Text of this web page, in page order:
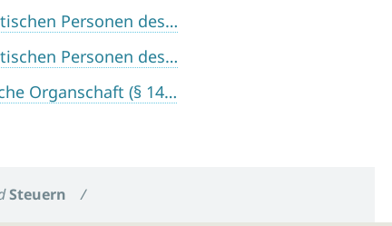
Personen des…
Personen des…
Organschaft (§ 14…
Steuern /